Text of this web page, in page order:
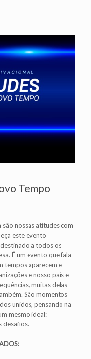
Tempo
nossas atitudes com
este evento
a todos os
É um evento que fala
tempos aparecem e
e nosso país e
muitas delas
São momentos
unidos, pensando na
mesmo ideal:
desafios.